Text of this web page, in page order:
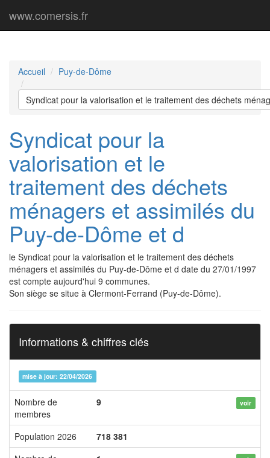
www.comersis.fr
Accueil Puy-de-Dôme
Syndicat pour la valorisation et le traitement des déchets
Syndicat pour la
valorisation et le
traitement des déchets
ménagers et assimilés du
Puy-de-Dôme et d
le Syndicat pour la valorisation et le traitement des déchets
ménagers et assimilés du Puy-de-Dôme et d date du 27/01/1997
est compte aujourd'hui 9 communes.
Son siège se situe à Clermont-Ferrand (Puy-de-Dôme).
Informations & chiffres clés
mise à jour: 22/04/2026
Nombre de
membres
9 voir
Population 2026
718 381